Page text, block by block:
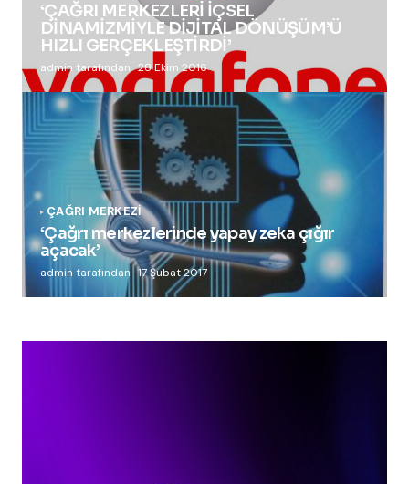
‘ÇAĞRI MERKEZLERİ İÇSEL
DİNAMİZMİYLE DİJİTAL DÖNÜŞÜM’Ü
HIZLI GERÇEKLEŞTİRDİ’
admin tarafından 28 Ekim 2016
ÇAĞRI MERKEZI
‘Çağrı merkezlerinde yapay zeka çığır
açacak’
admin tarafından 17 Şubat 2017